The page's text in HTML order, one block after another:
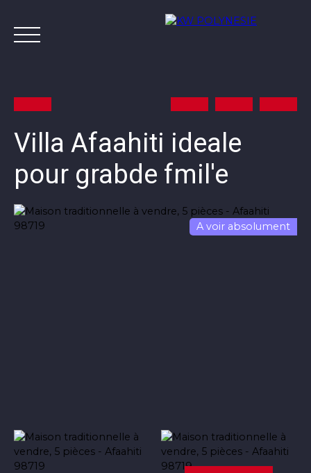
Annonces Vendre avec KW
Villa Afaahiti ideale
pour grabde fmil'e
A voir absolument